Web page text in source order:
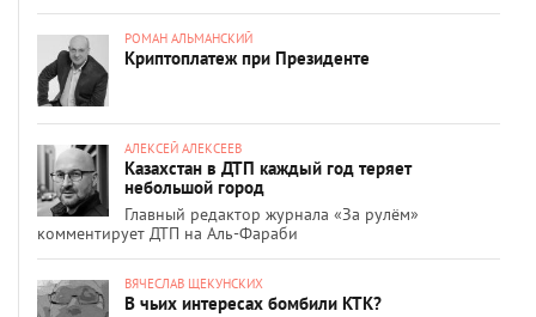
РОМАН АЛЬМАНСКИЙ
Криптоплатеж при Президенте
АЛЕКСЕЙ АЛЕКСЕЕВ
Казахстан в ДТП каждый год теряет
небольшой город
Главный редактор журнала «За рулём»
комментирует ДТП на Аль-Фараби
ВЯЧЕСЛАВ ЩЕКУНСКИХ
В чьих интересах бомбили КТК?